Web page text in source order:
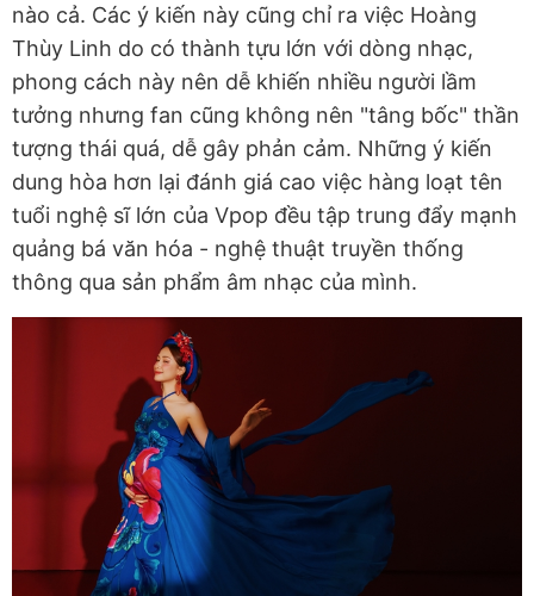
nào cả. Các ý kiến này cũng chỉ ra việc Hoàng
Thùy Linh do có thành tựu lớn với dòng nhạc,
phong cách này nên dễ khiến nhiều người lầm
tưởng nhưng fan cũng không nên "tâng bốc" thần
tượng thái quá, dễ gây phản cảm. Những ý kiến
dung hòa hơn lại đánh giá cao việc hàng loạt tên
tuổi nghệ sĩ lớn của Vpop đều tập trung đẩy mạnh
quảng bá văn hóa - nghệ thuật truyền thống
thông qua sản phẩm âm nhạc của mình.